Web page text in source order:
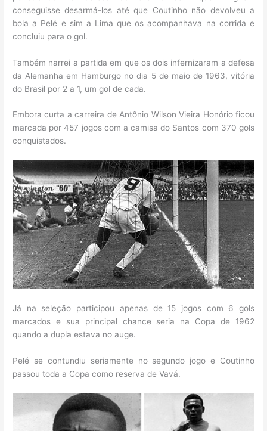
conseguisse desarmá-los até que Coutinho não devolveu a
bola a Pelé e sim a Lima que os acompanhava na corrida e
concluiu para o gol.
Também narrei a partida em que os dois infernizaram a defesa
da Alemanha em Hamburgo no dia 5 de maio de 1963, vitória
do Brasil por 2 a 1, um gol de cada.
Embora curta a carreira de Antônio Wilson Vieira Honório ficou
marcada por 457 jogos com a camisa do Santos com 370 gols
conquistados.
Já na seleção participou apenas de 15 jogos com 6 gols
marcados e sua principal chance seria na Copa de 1962
quando a dupla estava no auge.
Pelé se contundiu seriamente no segundo jogo e Coutinho
passou toda a Copa como reserva de Vavá.